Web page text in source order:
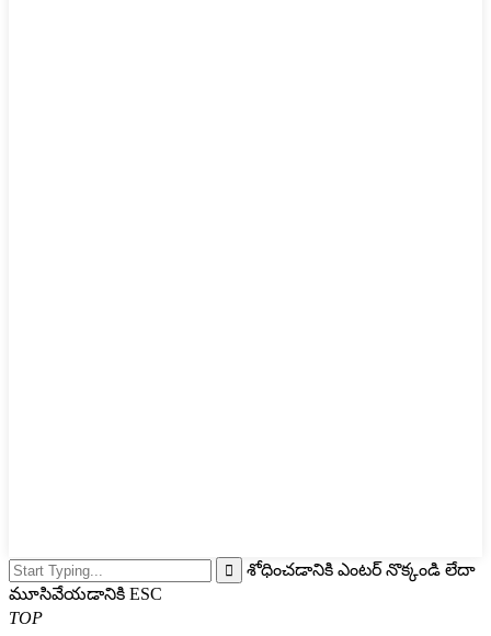
శోధించడానికి ఎంటర్ నొక్కండి లేదా
మూసివేయడానికి ESC
TOP